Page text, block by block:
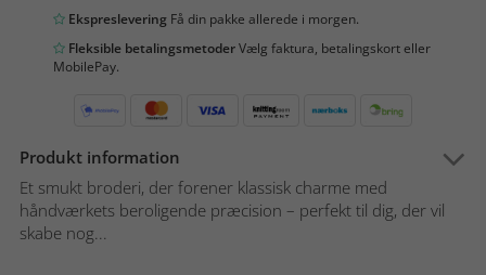
Ekspreslevering Få din pakke allerede i morgen.
Fleksible betalingsmetoderVælg faktura, betalingskort eller
MobilePay.
Produkt information
Et smukt broderi, der forener klassisk charme med
håndværkets beroligende præcision – perfekt til dig, der vil
skabe nog...